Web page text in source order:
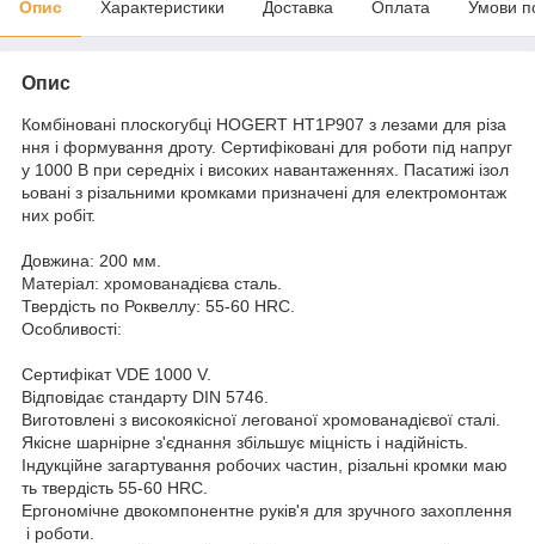
Опис Характеристики Доставка Оплата Умови
Опис
Комбіновані плоскогубці HOGERT HT1P907 з лезами для різа
ння і формування дроту. Сертифіковані для роботи під напруг
у 1000 В при середніх і високих навантаженнях. Пасатижі ізол
ьовані з різальними кромками призначені для електромонтаж
них робіт.
Довжина: 200 мм.
Матеріал: хромованадієва сталь.
Твердість по Роквеллу: 55-60 HRC.
Особливості:
Сертифікат VDE 1000 V.
Відповідає стандарту DIN 5746.
Виготовлені з високоякісної легованої хромованадієвої сталі.
Якісне шарнірне з'єднання збільшує міцність і надійність.
Індукційне загартування робочих частин, різальні кромки маю
ть твердість 55-60 HRC.
Ергономічне двокомпонентне руків'я для зручного захоплення
і роботи.